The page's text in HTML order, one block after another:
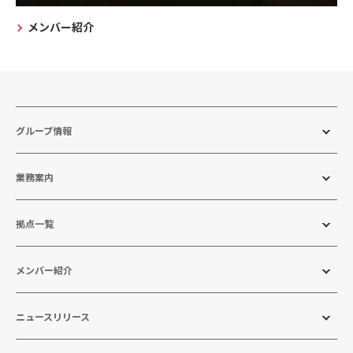
メンバー紹介
グループ情報
業務案内
拠点一覧
メンバー紹介
ニュースリリース